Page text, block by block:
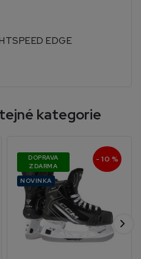
EDGE
kategorie
DOPRAVA
ZDARMA
NOVINKA
- 10 %